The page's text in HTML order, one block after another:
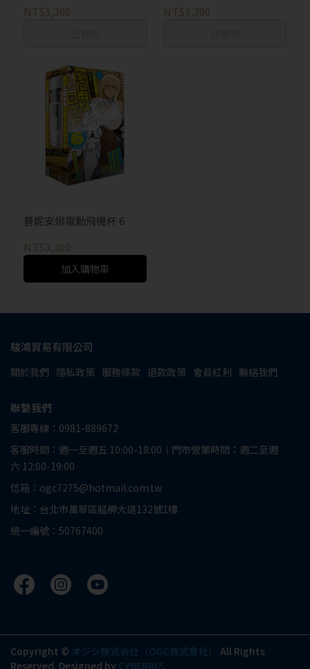
NT$3,300
NT$3,300
普妮安娜電動飛機杯 6
NT$3,300
加入購物車
駿鴻貿易有限公司
關於我們 隱私政策 服務條款 退款政策 會員紅利 聯絡我們
聯繫我們
客服專線：0981-889672
客服時間：週一至週五 10:00-18:00｜門市營業時間：週二至週
六 12:00-19:00
信箱：ogc7275@hotmail.com.tw
地址：台北市萬華區艋舺大道132號1樓
統一編號：50767400
Copyright © オジシ株式会社（OGC株式會社）
All Rights
Reserved. Designed by CYBERBIZ.